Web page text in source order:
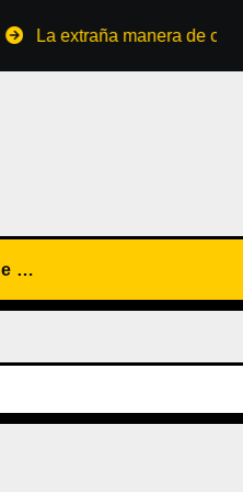
manera de convertirse en
…